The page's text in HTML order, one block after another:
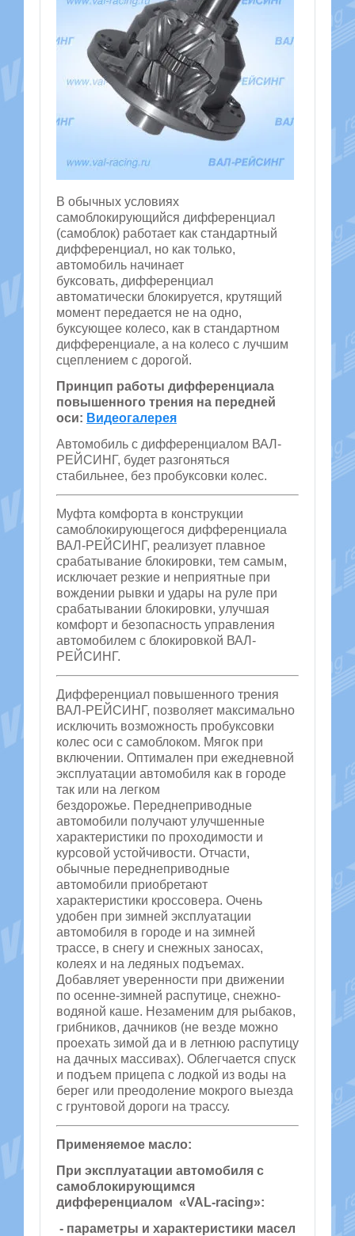
В обычных условиях
самоблокирующийся дифференциал
(самоблок) работает как стандартный
дифференциал, но как только,
автомобиль начинает
буксовать, дифференциал
автоматически блокируется, крутящий
момент передается не на одно,
буксующее колесо, как в стандартном
дифференциале, а на колесо с лучшим
сцеплением с дорогой.
Принцип работы дифференциала
повышенного трения на передней
оси: Видеогалерея
Автомобиль с дифференциалом ВАЛ-
РЕЙСИНГ, будет разгоняться
стабильнее, без пробуксовки колес.
Муфта комфорта в конструкции
самоблокирующегося дифференциала
ВАЛ-РЕЙСИНГ, реализует плавное
срабатывание блокировки, тем самым,
исключает резкие и неприятные при
вождении рывки и удары на руле при
срабатывании блокировки, улучшая
комфорт и безопасность управления
автомобилем с блокировкой ВАЛ-
РЕЙСИНГ.
Дифференциал повышенного трения
ВАЛ-РЕЙСИНГ, позволяет максимально
исключить возможность пробуксовки
колес оси с самоблоком. Мягок при
включении. Оптимален при ежедневной
эксплуатации автомобиля как в городе
так или на легком
бездорожье. Переднеприводные
автомобили получают улучшенные
характеристики по проходимости и
курсовой устойчивости. Отчасти,
обычные переднеприводные
автомобили приобретают
характеристики кроссовера. Очень
удобен при зимней эксплуатации
автомобиля в городе и на зимней
трассе, в снегу и снежных заносах,
колеях и на ледяных подъемах.
Добавляет уверенности при движении
по осенне-зимней распутице, снежно-
водяной каше. Незаменим для рыбаков,
грибников, дачников (не везде можно
проехать зимой да и в летнюю распутицу
на дачных массивах). Облегчается спуск
и подъем прицепа с лодкой из воды на
берег или преодоление мокрого выезда
с грунтовой дороги на трассу.
Применяемое масло:
При эксплуатации автомобиля с
самоблокирующимся
дифференциалом «VAL-racing»:
- параметры и характеристики масел